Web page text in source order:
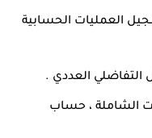
العمليات الحسابية
العددي .
الشاملة ، حساب